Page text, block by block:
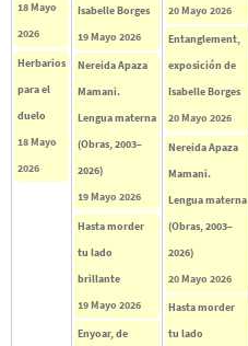
18 Mayo
2026
Herbarios
para el
duelo
18 Mayo
2026
Isabelle Borges
19 Mayo 2026
Nereida Apaza
Mamani.
Lengua materna
(Obras, 2003–
2026)
19 Mayo 2026
Hasta morder
tu lado
brillante
19 Mayo 2026
Enyoar, de
20 Mayo 2026
Entanglement,
exposición de
Isabelle Borges
20 Mayo 2026
Nereida Apaza
Mamani.
Lengua materna
(Obras, 2003–
2026)
20 Mayo 2026
Hasta morder
tu lado